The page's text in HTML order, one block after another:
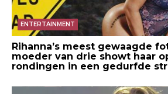
ENTERTAINMENT
Rihanna’s meest gewaagde
moeder van drie showt haar
rondingen in een gedurfde